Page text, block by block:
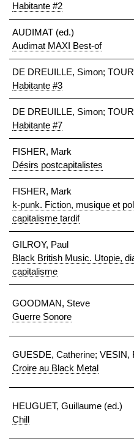
Habitante #2
AUDIMAT (ed.)
Audimat MAXI Best-of
DE DREUILLE, Simon;
Habitante #3
DE DREUILLE, Simon;
Habitante #7
FISHER, Mark
Désirs postcapitalistes
FISHER, Mark
k-punk. Fiction, musique et
capitalisme tardif
GILROY, Paul
Black British Music. Utopie,
capitalisme
GOODMAN, Steve
Guerre Sonore
GUESDE, Catherine; VESIN,
Croire au Black Metal
HEUGUET, Guillaume (ed.)
Chill